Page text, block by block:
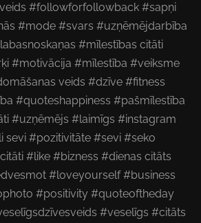
#followforfollowback #sapņi
#mode #svars #uzņēmējdarbība
#mīlestības citāti
#motivācija #mīlestība #veiksme
veids #dzīve #fitness
#quoteshappiness #pašmīlestība
#uzņēmējs #laimīgs #instagram
sevi #pozitivitāte #sevi #seko
#like #bizness #dienas citāts
#loveyourself #business
#positivity #quoteoftheday
#veselīgs #citāts